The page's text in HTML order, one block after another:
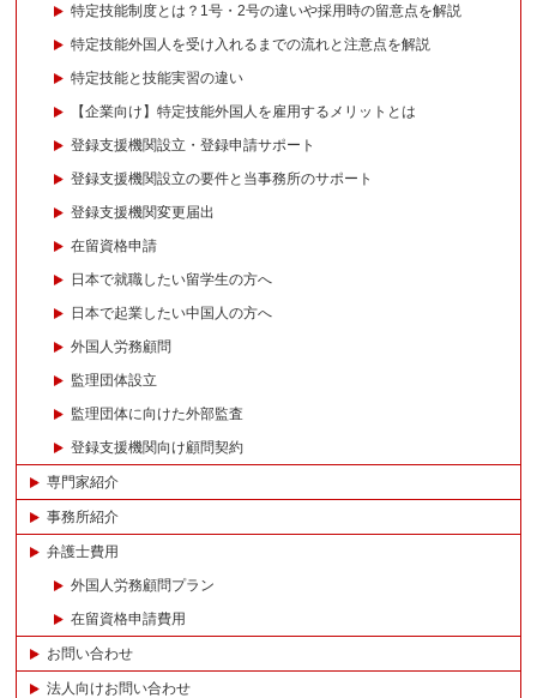
特定技能制度とは？1号・2号の違いや採用時の留意点を解説
特定技能外国人を受け入れるまでの流れと注意点を解説
特定技能と技能実習の違い
【企業向け】特定技能外国人を雇用するメリットとは
登録支援機関設立・登録申請サポート
登録支援機関設立の要件と当事務所のサポート
登録支援機関変更届出
在留資格申請
日本で就職したい留学生の方へ
日本で起業したい中国人の方へ
外国人労務顧問
監理団体設立
監理団体に向けた外部監査
登録支援機関向け顧問契約
専門家紹介
事務所紹介
弁護士費用
外国人労務顧問プラン
在留資格申請費用
お問い合わせ
法人向けお問い合わせ